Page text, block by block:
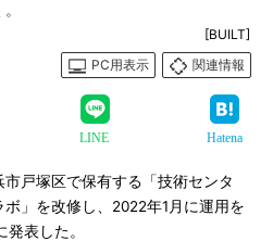
[BUILT]
PC用表示
関連情報
LINE Hatena
戸塚区で保有する「技術センタ
」を改修し、2022年1月に運用を
表した。